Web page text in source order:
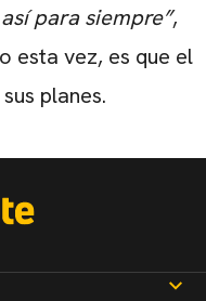
para siempre”,
esta vez, es que el
planes.